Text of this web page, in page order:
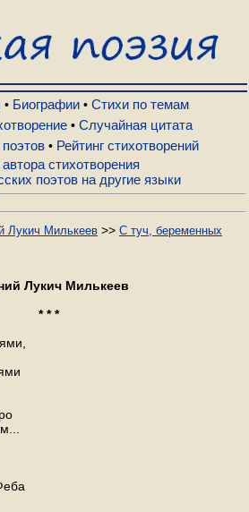
поэтов
• Биографии• Стихи по темам
• Случайная цитата
• Рейтинг стихотворений
стихотворения
поэтов на другие языки
Лукич Милькеев >> С туч, беременных
Лукич Милькеев
* * *